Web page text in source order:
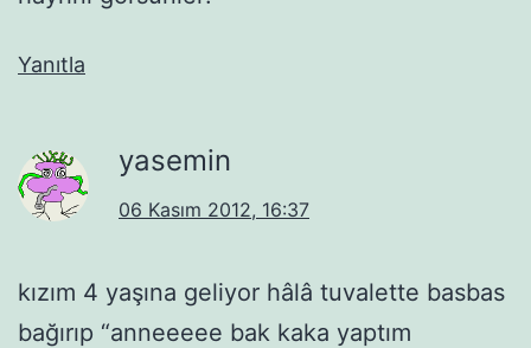
Yanıtla
yasemin
06 Kasım 2012, 16:37
kızım 4 yaşına geliyor hâlâ tuvalette basbas
bağırıp “anneeeee bak kaka yaptım